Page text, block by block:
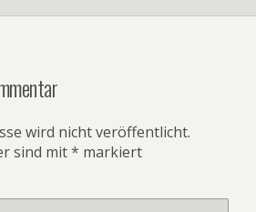
wird nicht veröffentlicht.
sind mit* markiert